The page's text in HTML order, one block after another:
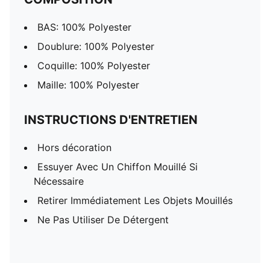
BAS: 100% Polyester
Doublure: 100% Polyester
Coquille: 100% Polyester
Maille: 100% Polyester
INSTRUCTIONS D'ENTRETIEN
Hors décoration
Essuyer Avec Un Chiffon Mouillé Si
Nécessaire
Retirer Immédiatement Les Objets Mouillés
Ne Pas Utiliser De Détergent